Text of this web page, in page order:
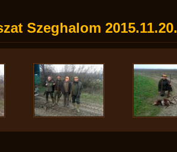
Szeghalom 2015.11.20.